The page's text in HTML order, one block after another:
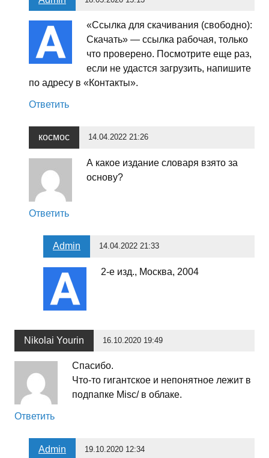
«Ссылка для скачивания (свободно):
Скачать» — ссылка рабочая, только
что проверено. Посмотрите еще раз,
если не удастся загрузить, напишите
по адресу в «Контакты».
Ответить
космос 14.04.2022 21:26
А какое издание словаря взято за
основу?
Ответить
Admin 14.04.2022 21:33
2-е изд., Москва, 2004
Nikolai Yourin 16.10.2020 19:49
Спасибо.
Что-то гигантское и непонятное лежит в
подпапке Misc/ в облаке.
Ответить
Admin 19.10.2020 12:34